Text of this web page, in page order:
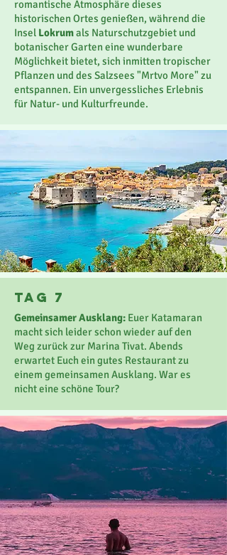
romantische Atmosphäre dieses
historischen Ortes genießen, während die
Insel Lokrumals Naturschutzgebiet und
botanischer Garten eine wunderbare
Möglichkeit bietet, sich inmitten tropischer
Pflanzen und des Salzsees "Mrtvo More" zu
entspannen. Ein unvergessliches Erlebnis
für Natur- und Kulturfreunde.
TaG 7
Gemeinsamer Ausklang: Euer Katamaran
macht sich leider schon wieder auf den
Weg zurück zur Marina Tivat. Abends
erwartet Euch ein gutes Restaurant zu
einem gemeinsamen Ausklang. War es
nicht eine schöne Tour?